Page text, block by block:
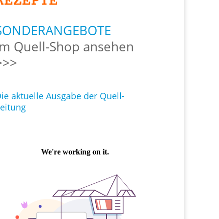
Quell-Shop ansehen
aktuelle Ausgabe der Quell-